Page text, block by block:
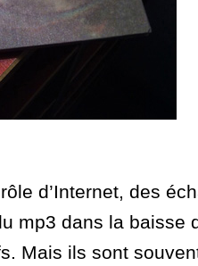
d’Internet, des
mp3 dans la baisse
Mais ils sont